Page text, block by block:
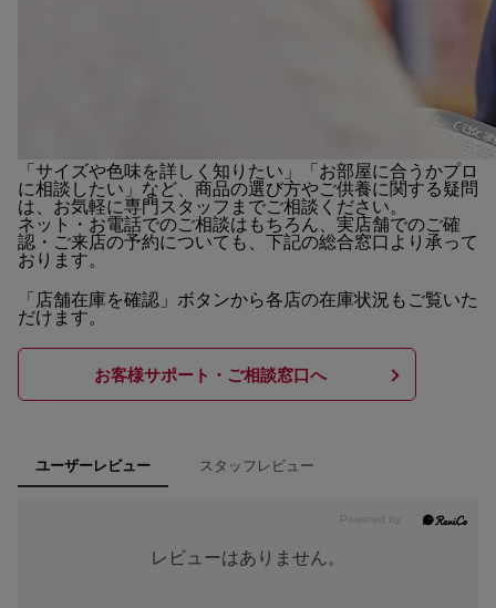
「サイズや色味を詳しく知りたい」「お部屋に合うかプロ
に相談したい」など、商品の選び方やご供養に関する疑問
は、お気軽に専門スタッフまでご相談ください。
ネット・お電話でのご相談はもちろん、実店舗でのご確
認・ご来店の予約についても、下記の総合窓口より承って
おります。
「店舗在庫を確認」ボタンから各店の在庫状況もご覧いた
だけます。
お客様サポート・ご相談窓口へ
ユーザーレビュー スタッフレビュー
レビューはありません。